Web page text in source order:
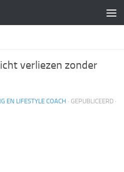
verliezen zonder
EN LIFESTYLE COACH · GEPUBLICEERD ·